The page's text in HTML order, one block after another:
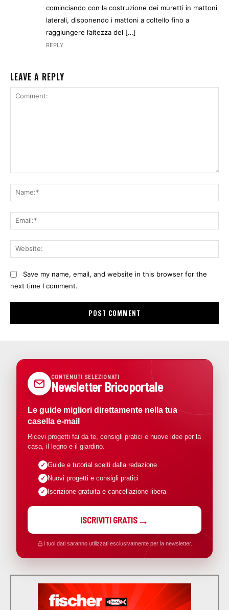
cominciando con la costruzione dei muretti in mattoni
laterali, disponendo i mattoni a coltello fino a
raggiungere l’altezza del […]
REPLY
LEAVE A REPLY
Save my name, email, and website in this browser for the
next time I comment.
CONTENUTI SELEZIONATI
Newsletter Bricoportale
Le guide migliori direttamente nella tua
casella e-mail
Ricevi progetti fai da te, consigli pratici e nuove idee per la
casa, il legno e il giardino.
Guide e tutorial scelti dalla redazione
Nuovi progetti e consigli pratici
Iscrizione gratuita e cancellazione libera
ISCRIVITI GRATIS
I tuoi dati saranno utilizzati esclusivamente per la newsletter.